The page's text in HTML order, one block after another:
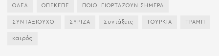
ΟΑΕΔ ΟΠΕΚΕΠΕ ΠΟΙΟΙ ΓΙΟΡΤΑΖΟΥΝ ΣΗΜΕΡΑ
ΣΥΝΤΑΞΙΟΥΧΟΙ ΣΥΡΙΖΑ Συντάξεις ΤΟΥΡΚΙΑ ΤΡΑΜΠ
καιρός